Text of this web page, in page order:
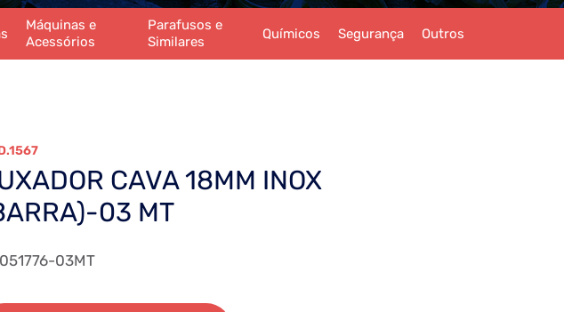
Máquinas e
Acessórios
Parafusos e
Similares
Químicos Segurança Outros
1567
CAVA 18MM INOX
03 MT
03MT